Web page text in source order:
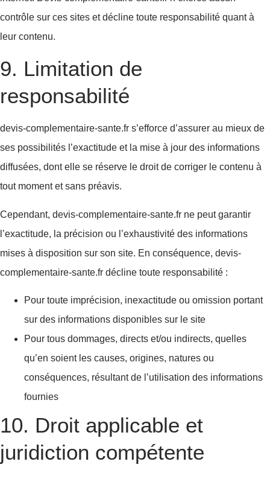
contrôle sur ces sites et décline toute responsabilité quant à
leur contenu.
9. Limitation de
responsabilité
devis-complementaire-sante.fr s’efforce d’assurer au mieux de
ses possibilités l’exactitude et la mise à jour des informations
diffusées, dont elle se réserve le droit de corriger le contenu à
tout moment et sans préavis.
Cependant, devis-complementaire-sante.fr ne peut garantir
l’exactitude, la précision ou l’exhaustivité des informations
mises à disposition sur son site. En conséquence, devis-
complementaire-sante.fr décline toute responsabilité :
Pour toute imprécision, inexactitude ou omission portant
sur des informations disponibles sur le site
Pour tous dommages, directs et/ou indirects, quelles
qu’en soient les causes, origines, natures ou
conséquences, résultant de l’utilisation des informations
fournies
10. Droit applicable et
juridiction compétente